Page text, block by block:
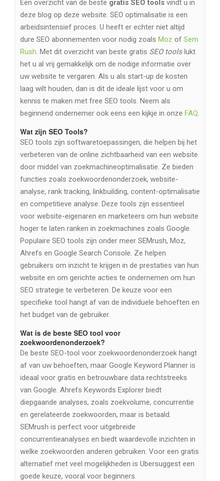
Een overzicht van de beste gratis SEO tools vindt u in
deze blog op deze website. SEO optimalisatie is een
arbeidsintensief proces. U heeft er echter niet altijd
dure SEO abonnementen voor nodig zoals Moz of Sem
Rush. Met dit overzicht van beste gratis SEO toolslukt
het u al vrij gemakkelijk om de nodige informatie over
uw website te vergaren. Als u als start-up de kosten
laag wilt houden, dan is dit de ideale lijst voor u om
kennis te maken met free SEO tools. Neem als
beginnend ondernemer ook eens een kijkje in onze FAQ.
Wat zijn SEO Tools?
SEO tools zijn softwaretoepassingen, die helpen bij het
verbeteren van de online zichtbaarheid van een website
door middel van zoekmachineoptimalisatie. Ze bieden
functies zoals zoekwoordenonderzoek, website-
analyse, rank tracking, linkbuilding, content-optimalisatie
en competitieve analyse. Deze tools zijn essentieel
voor website-eigenaren en marketeers om hun website
hoger te laten ranken in zoekmachines zoals Google.
Populaire SEO tools zijn onder meer SEMrush, Moz,
Ahrefs en Google Search Console. Ze helpen
gebruikers om inzicht te krijgen in de prestaties van hun
website en om gerichte acties te ondernemen om hun
SEO strategie te verbeteren. De keuze voor een
specifieke tool hangt af van de individuele behoeften en
het budget van de gebruiker.
Wat is de beste SEO tool voor
zoekwoordenonderzoek?
De beste SEO-tool voor zoekwoordenonderzoek hangt
af van uw behoeften, maar Google Keyword Planner is
ideaal voor gratis en betrouwbare data rechtstreeks
van Google. Ahrefs Keywords Explorer biedt
diepgaande analyses, zoals zoekvolume, concurrentie
en gerelateerde zoekwoorden, maar is betaald.
SEMrush is perfect voor uitgebreide
concurrentieanalyses en biedt waardevolle inzichten in
welke zoekwoorden anderen gebruiken. Voor een gratis
alternatief met veel mogelijkheden is Ubersuggest een
goede keuze, vooral voor beginners.